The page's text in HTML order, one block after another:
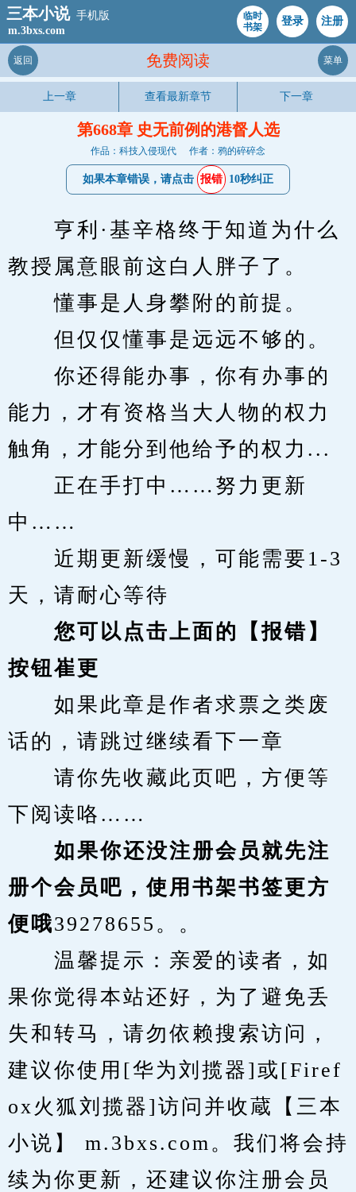
三本小说 手机版
m.3bxs.com
临时
书架
登录 注册
免费阅读
返回 菜单
上一章 查看最新章节 下一章
第668章 史无前例的港督人选
作品：科技入侵现代 作者：鸦的碎碎念
如果本章错误，请点击 报错 10秒纠正
亨利·基辛格终于知道为什么
教授属意眼前这白人胖子了。
懂事是人身攀附的前提。
但仅仅懂事是远远不够的。
你还得能办事，你有办事的
能力，才有资格当大人物的权力
触角，才能分到他给予的权力...
正在手打中……努力更新
中……
近期更新缓慢，可能需要1-3
天，请耐心等待
您可以点击上面的【报错】
按钮崔更
如果此章是作者求票之类废
话的，请跳过继续看下一章
请你先收藏此页吧，方便等
下阅读咯……
如果你还没注册会员就先注
册个会员吧，使用书架书签更方
便哦39278655。。
温馨提示：亲爱的读者，如
果你觉得本站还好，为了避免丢
失和转马，请勿依赖搜索访问，
建议你使用[华为刘揽器]或[Firef
ox火狐刘揽器]访问并收蔵【三本
小说】 m.3bxs.com。我们将会持
续为你更新，还建议你注册会员